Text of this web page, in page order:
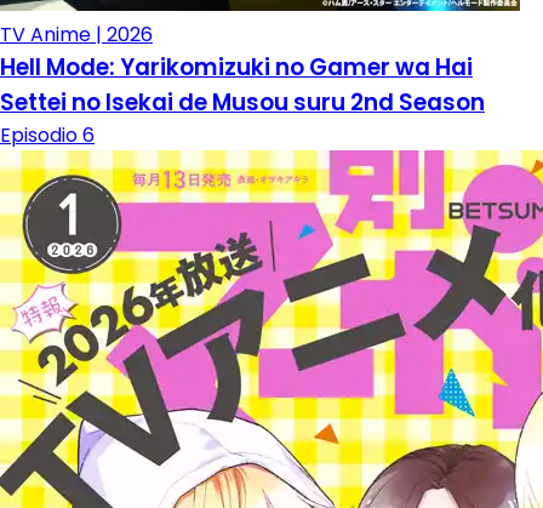
TV Anime | 2026
Hell Mode: Yarikomizuki no Gamer wa Hai
Settei no Isekai de Musou suru 2nd Season
Episodio 6